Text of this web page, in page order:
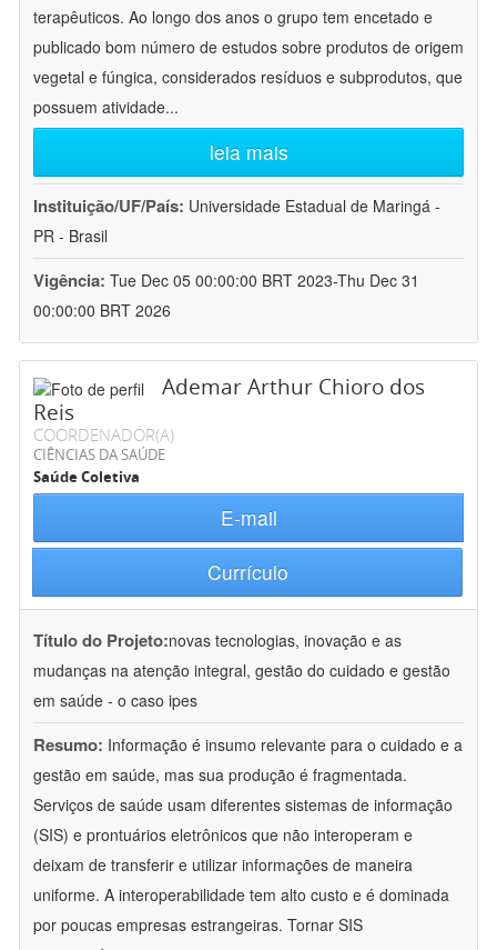
terapêuticos. Ao longo dos anos o grupo tem encetado e
publicado bom número de estudos sobre produtos de origem
vegetal e fúngica, considerados resíduos e subprodutos, que
possuem atividade...
leia mais
Instituição/UF/País: Universidade Estadual de Maringá -
PR - Brasil
Vigência: Tue Dec 05 00:00:00 BRT 2023-Thu Dec 31
00:00:00 BRT 2026
Ademar Arthur Chioro dos
Reis
COORDENADOR(A)
CIÊNCIAS DA SAÚDE
Saúde Coletiva
E-mail
Currículo
Título do Projeto:novas tecnologias, inovação e as
mudanças na atenção integral, gestão do cuidado e gestão
em saúde - o caso ipes
Resumo: Informação é insumo relevante para o cuidado e a
gestão em saúde, mas sua produção é fragmentada.
Serviços de saúde usam diferentes sistemas de informação
(SIS) e prontuários eletrônicos que não interoperam e
deixam de transferir e utilizar informações de maneira
uniforme. A interoperabilidade tem alto custo e é dominada
por poucas empresas estrangeiras. Tornar SIS